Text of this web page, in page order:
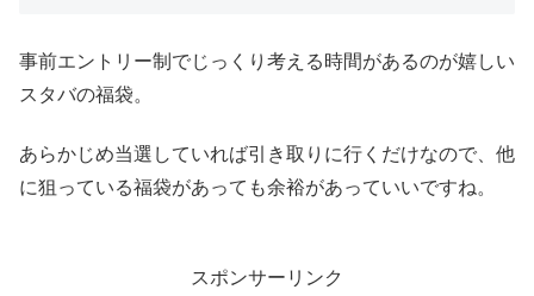
事前エントリー制でじっくり考える時間があるのが嬉しい
スタバの福袋。
あらかじめ当選していれば引き取りに行くだけなので、他
に狙っている福袋があっても余裕があっていいですね。
スポンサーリンク